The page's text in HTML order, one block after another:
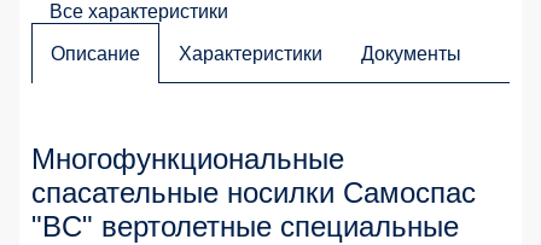
Все характеристики
Описание Характеристики Документы
Многофункциональные
спасательные носилки Самоспас
"ВC" вертолетные специальные